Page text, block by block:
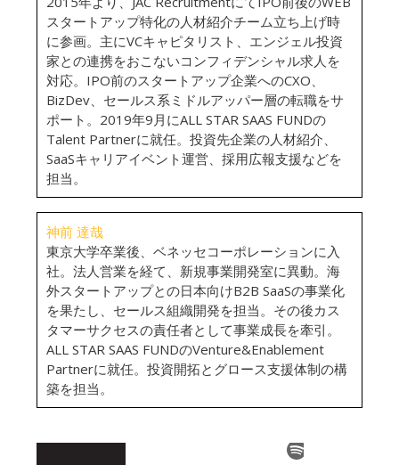
スタートアップ特化の人材紹介チーム立ち上げ時
に参画。主にVCキャピタリスト、エンジェル投資
家との連携をおこないコンフィデンシャル求人を
対応。IPO前のスタートアップ企業へのCXO、
BizDev、セールス系ミドルアッパー層の転職をサ
ポート。2019年9月にALL STAR SAAS FUNDの
Talent Partnerに就任。投資先企業の人材紹介、
SaaSキャリアイベント運営、採用広報支援などを
担当。
神前 達哉
東京大学卒業後、ベネッセコーポレーションに入
社。法人営業を経て、新規事業開発室に異動。海
外スタートアップとの日本向けB2B SaaSの事業化
を果たし、セールス組織開発を担当。その後カス
タマーサクセスの責任者として事業成長を牽引。
ALL STAR SAAS FUNDのVenture&Enablement
Partnerに就任。投資開拓とグロース支援体制の構
築を担当。